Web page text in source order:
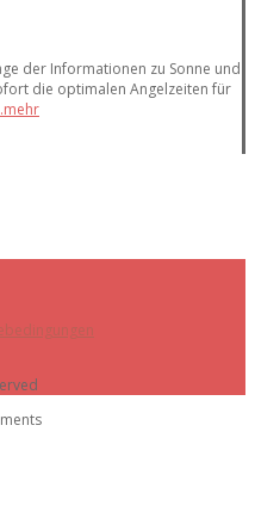
der Informationen zu Sonne und
die optimalen Angelzeiten für